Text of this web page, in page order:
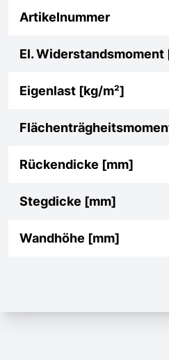
Artikelnummer
El. Widerstandsmoment
Eigenlast [kg/m²]
Rückendicke [mm]
Stegdicke [mm]
Wandhöhe [mm]